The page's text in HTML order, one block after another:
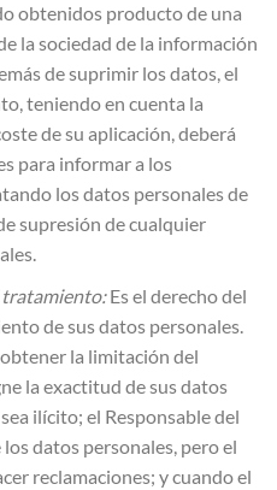
obtenidos producto de una
la sociedad de la información
de suprimir los datos, el
teniendo en cuenta la
de su aplicación, deberá
para informar a los
los datos personales de
supresión de cualquier
tratamiento:Es el derecho del
de sus datos personales.
la limitación del
la exactitud de sus datos
ilícito; el Responsable del
datos personales, pero el
reclamaciones; y cuando el